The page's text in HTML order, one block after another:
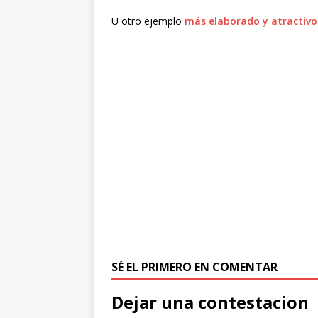
U otro ejemplo más elaborado y atractivo
SÉ EL PRIMERO EN COMENTAR
Dejar una contestacion